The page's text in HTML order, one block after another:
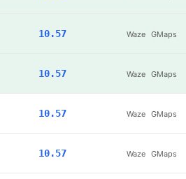
10.57 Waze GMaps
10.57 Waze GMaps
10.57 Waze GMaps
10.57 Waze GMaps